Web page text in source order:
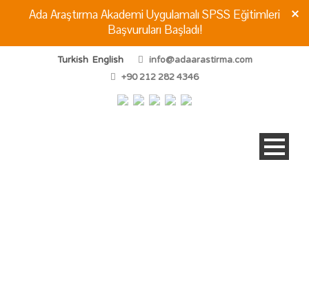
Turkish English
info@adaarastirma.com
+90 212 282 4346
Ada Araştırma Akademi Uygulamalı SPSS Eğitimleri
Başvuruları Başladı!